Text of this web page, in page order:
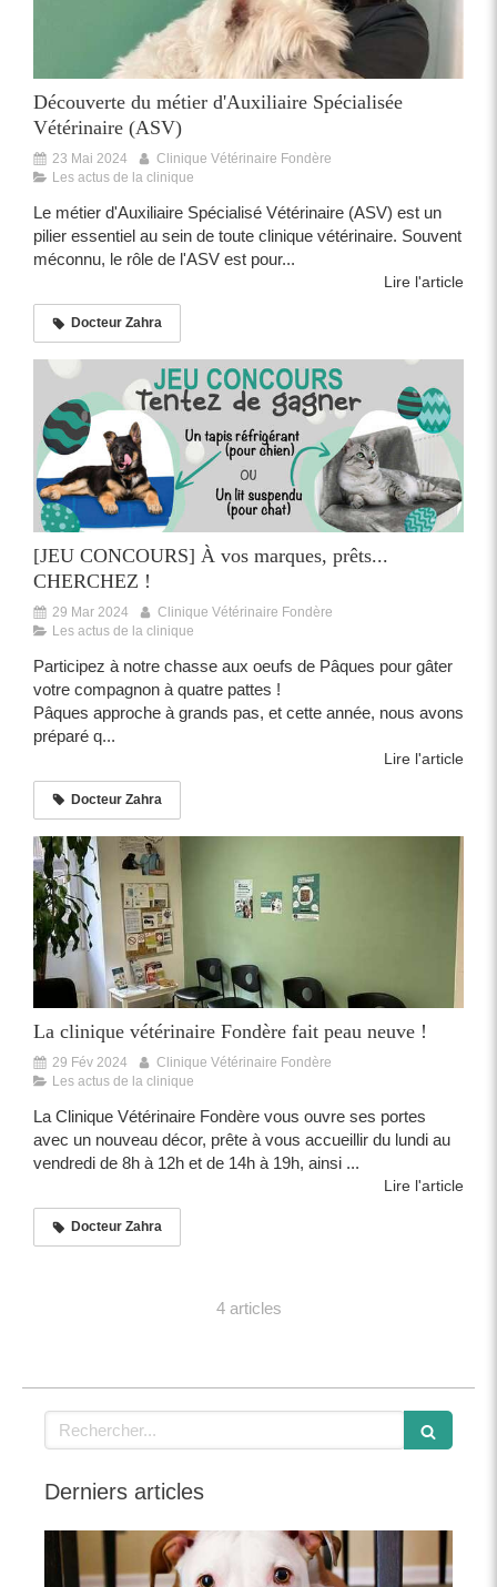
Découverte du métier d'Auxiliaire Spécialisée
Vétérinaire (ASV)
23 Mai 2024
Clinique Vétérinaire Fondère
Les actus de la clinique
Le métier d'Auxiliaire Spécialisé Vétérinaire (ASV) est un
pilier essentiel au sein de toute clinique vétérinaire. Souvent
méconnu, le rôle de l'ASV est pour...
Lire l'article
Docteur Zahra
[JEU CONCOURS] À vos marques, prêts...
CHERCHEZ !
29 Mar 2024
Clinique Vétérinaire Fondère
Les actus de la clinique
Participez à notre chasse aux oeufs de Pâques pour gâter
votre compagnon à quatre pattes !
Pâques approche à grands pas, et cette année, nous avons
préparé q...
Lire l'article
Docteur Zahra
La clinique vétérinaire Fondère fait peau neuve !
29 Fév 2024
Clinique Vétérinaire Fondère
Les actus de la clinique
La Clinique Vétérinaire Fondère vous ouvre ses portes
avec un nouveau décor, prête à vous accueillir du lundi au
vendredi de 8h à 12h et de 14h à 19h, ainsi ...
Lire l'article
Docteur Zahra
4 articles
Rechercher
Derniers articles